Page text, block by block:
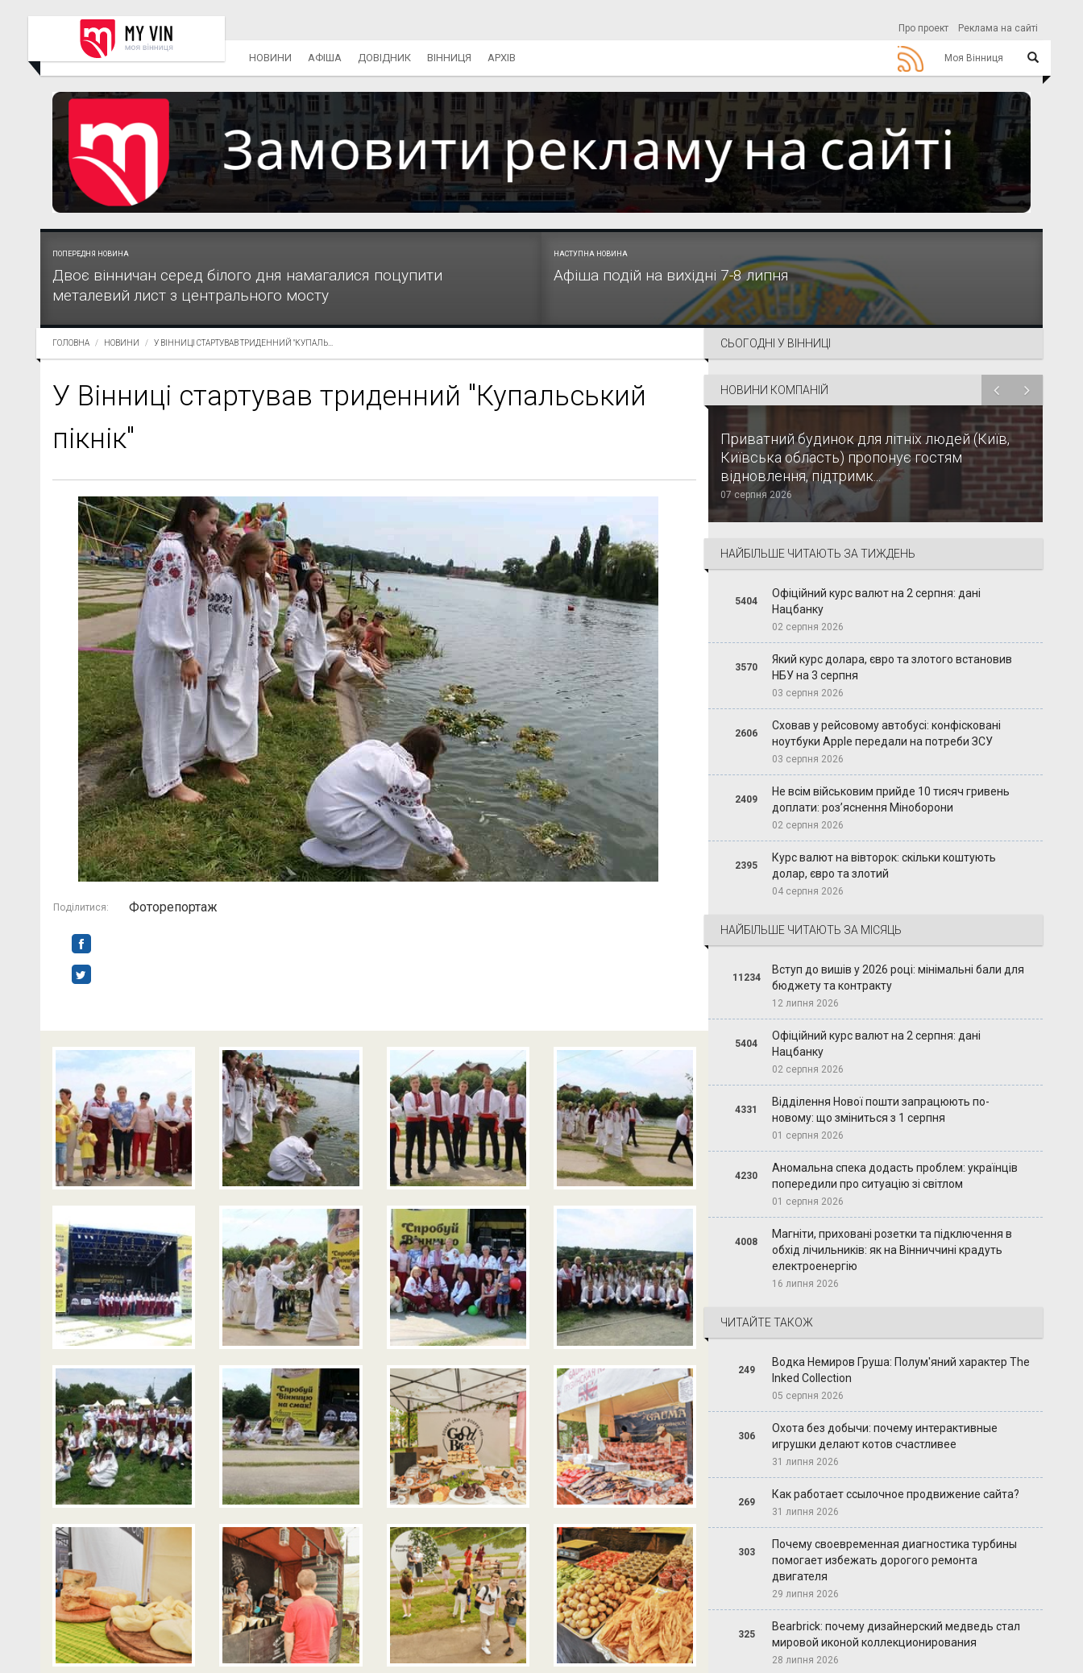
Про проект Реклама на сайті
Моя Вінниця
НОВИНИ АФІША ДОВІДНИК ВІННИЦЯ АРХІВ
ПОПЕРЕДНЯ НОВИНА
Двоє вінничан серед білого дня намагалися поцупити
металевий лист з центрального мосту
НАСТУПНА НОВИНА
Афіша подій на вихідні 7-8 липня
ГОЛОВНА НОВИНИ У ВІННИЦІ СТАРТУВАВ ТРИДЕННИЙ "КУПАЛЬ...
У Вінниці стартував триденний "Купальський
пікнік"
Поділитися: Фоторепортаж
СЬОГОДНІ У ВІННИЦІ
НОВИНИ КОМПАНІЙ
Приватний будинок для літніх людей (Київ,
Київська область) пропонує гостям
відновлення, підтримк...
07 серпня 2026
НАЙБІЛЬШЕ ЧИТАЮТЬ ЗА ТИЖДЕНЬ
5404
Офіційний курс валют на 2 серпня: дані
Нацбанку
02 серпня 2026
3570
Який курс долара, євро та злотого встановив
НБУ на 3 серпня
03 серпня 2026
2606
Сховав у рейсовому автобусі: конфісковані
ноутбуки Apple передали на потреби ЗСУ
03 серпня 2026
2409
Не всім військовим прийде 10 тисяч гривень
доплати: роз’яснення Міноборони
02 серпня 2026
2395
Курс валют на вівторок: скільки коштують
долар, євро та злотий
04 серпня 2026
НАЙБІЛЬШЕ ЧИТАЮТЬ ЗА МІСЯЦЬ
11234
Вступ до вишів у 2026 році: мінімальні бали для
бюджету та контракту
12 липня 2026
5404
Офіційний курс валют на 2 серпня: дані
Нацбанку
02 серпня 2026
4331
Відділення Нової пошти запрацюють по-
новому: що зміниться з 1 серпня
01 серпня 2026
4230
Аномальна спека додасть проблем: українців
попередили про ситуацію зі світлом
01 серпня 2026
4008
Магніти, приховані розетки та підключення в
обхід лічильників: як на Вінниччині крадуть
електроенергію
16 липня 2026
ЧИТАЙТЕ ТАКОЖ
249
Водка Немиров Груша: Полум'яний характер The
Inked Collection
05 серпня 2026
306
Охота без добычи: почему интерактивные
игрушки делают котов счастливее
31 липня 2026
269
Как работает ссылочное продвижение сайта?
31 липня 2026
303
Почему своевременная диагностика турбины
помогает избежать дорогого ремонта
двигателя
29 липня 2026
325
Bearbrick: почему дизайнерский медведь стал
мировой иконой коллекционирования
28 липня 2026